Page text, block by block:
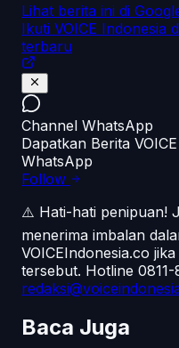
Lihat berita ini di
Ikuti VOICE Indonesia
terbaru
Channel WhatsApp
Dapatkan Berita
WhatsApp
Follow
⚠️ Hati-hati penipuan!
menerima imbalan
VOICEIndonesia.co
tersebut. Hotline
Baca Juga